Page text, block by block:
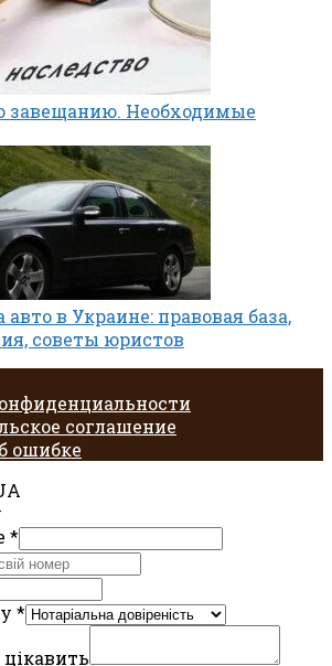
завещанию. Необходимые
в Украине: правовая база,
советы юристов
соглашение
ошибке
*
*